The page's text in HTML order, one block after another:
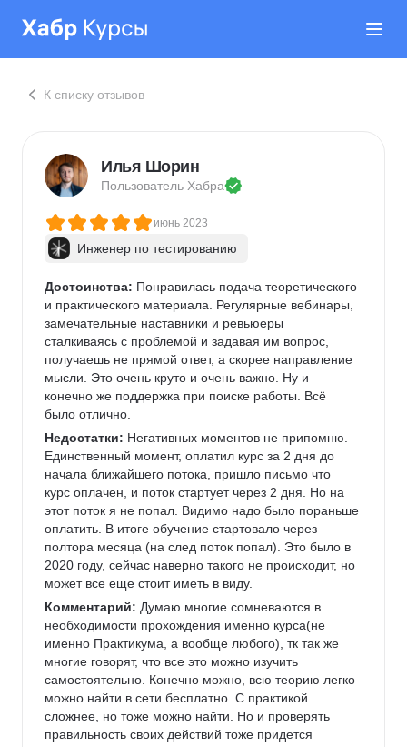
К списку отзывов
Илья Шорин
Пользователь Хабра
июнь 2023
Инженер по тестированию
Достоинства: Понравилась подача теоретического
и практического материала. Регулярные вебинары,
замечательные наставники и ревьюеры
сталкиваясь с проблемой и задавая им вопрос,
получаешь не прямой ответ, а скорее направление
мысли. Это очень круто и очень важно. Ну и
конечно же поддержка при поиске работы. Всё
было отлично.
Недостатки: Негативных моментов не припомню.
Единственный момент, оплатил курс за 2 дня до
начала ближайшего потока, пришло письмо что
курс оплачен, и поток стартует через 2 дня. Но на
этот поток я не попал. Видимо надо было пораньше
оплатить. В итоге обучение стартовало через
полтора месяца (на след поток попал). Это было в
2020 году, сейчас наверно такого не происходит, но
может все еще стоит иметь в виду.
Комментарий: Думаю многие сомневаются в
необходимости прохождения именно курса(не
именно Практикума, а вообще любого), тк так же
многие говорят, что все это можно изучить
самостоятельно. Конечно можно, всю теорию легко
можно найти в сети бесплатно. С практикой
сложнее, но тоже можно найти. Но и проверять
правильность своих действий тоже придется